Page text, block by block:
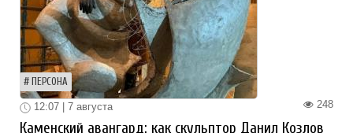
ПЕРСОНА
248
12:07 | 7 августа
Каменский авангард: как скульптор Данил Козлов